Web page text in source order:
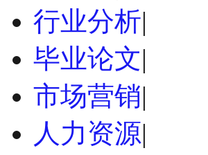
行业分析|
毕业论文|
市场营销|
人力资源|